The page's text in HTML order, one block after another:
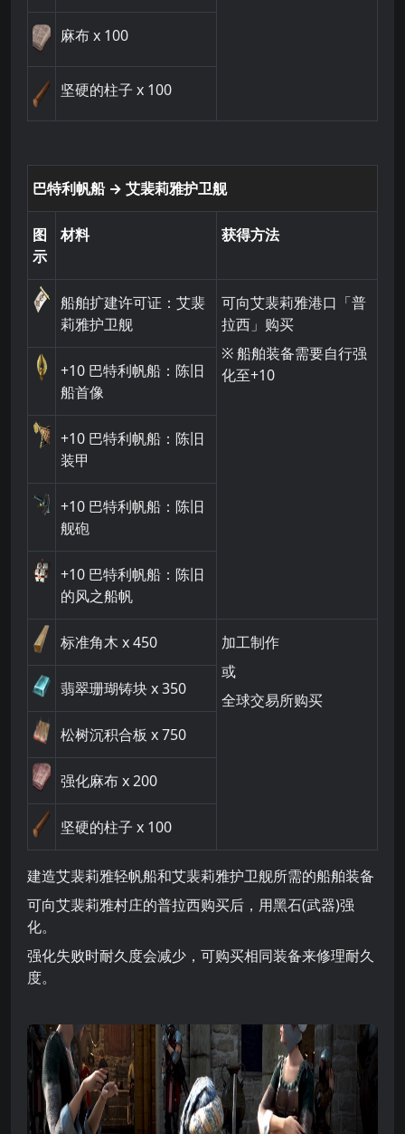
麻布x 100
坚硬的柱子 x 100
巴特利帆船 → 艾裴莉雅护卫舰
图
示
材料 获得方法
船舶扩建许可证：艾裴
莉雅护卫舰
可向艾裴莉雅港口「普
拉西」购买
※ 船舶装备需要自行强
化至+10
+10 巴特利帆船：陈旧
船首像
+10 巴特利帆船：陈旧
装甲
+10 巴特利帆船：陈旧
舰砲
+10 巴特利帆船：陈旧
的风之船帆
标准角木 x 450
加工制作
或
全球交易所购买
翡翠珊瑚铸块x 350
松树沉积合板 x 750
强化麻布x 200
坚硬的柱子 x 100
建造艾裴莉雅轻帆船和艾裴莉雅护卫舰所需的船舶装备
可向艾裴莉雅村庄的普拉西购买后，用黑石(武器)强
化。
强化失败时耐久度会减少，可购买相同装备来修理耐久
度。